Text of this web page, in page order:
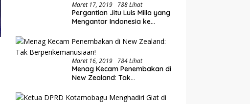
Maret 17, 2019 788 Lihat
Pergantian Jitu Luis Milla yang
Mengantar Indonesia ke
Maret 16, 2019 784 Lihat
Menag Kecam Penembakan di
New Zealand: Tak